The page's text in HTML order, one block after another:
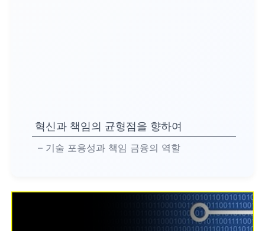
혁신과 책임의 균형점을 향하여
– 기술 포용성과 책임 금융의 역할